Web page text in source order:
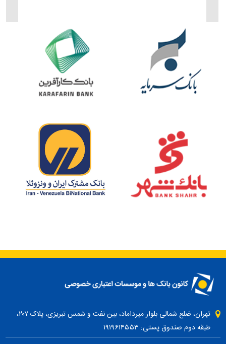
تهران، ضلع شمالی بلوار میرداماد، بین نفت و شمس تبریزی، پلاک ۲۰۷،
طبقه دوم صندوق پستی: ۱۹۱۹۶۱۴۵۵۳